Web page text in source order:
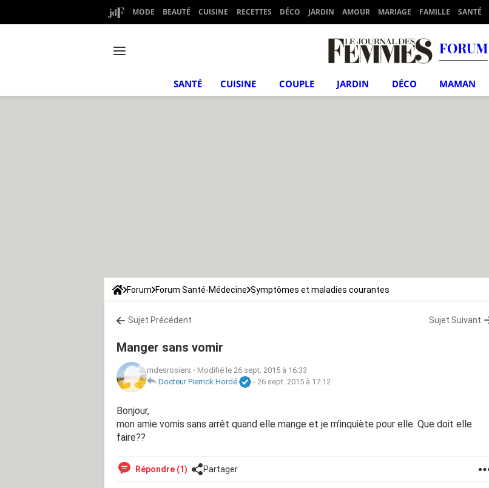
MODE BEAUTÉ CUISINE RECETTES DÉCO JARDIN AMOUR MARIAGE FAMILLE SANTÉ
FORUM
SANTÉ CUISINE COUPLE JARDIN DÉCO MAMAN
Forum Forum Santé-Médecine Symptômes et maladies courantes
Sujet Précédent Sujet Suivant
Manger sans vomir
mdesrosiers - Modifié le 26 sept. 2015 à 16:33
Docteur Pierrick Hordé
- 26 sept. 2015 à 17:12
Bonjour,
mon amie vomis sans arrêt quand elle mange et je m'inquiète pour elle. Que doit elle
faire??
Répondre (1) Partager